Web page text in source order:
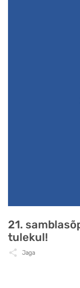
21.
tulekul!
Jaga